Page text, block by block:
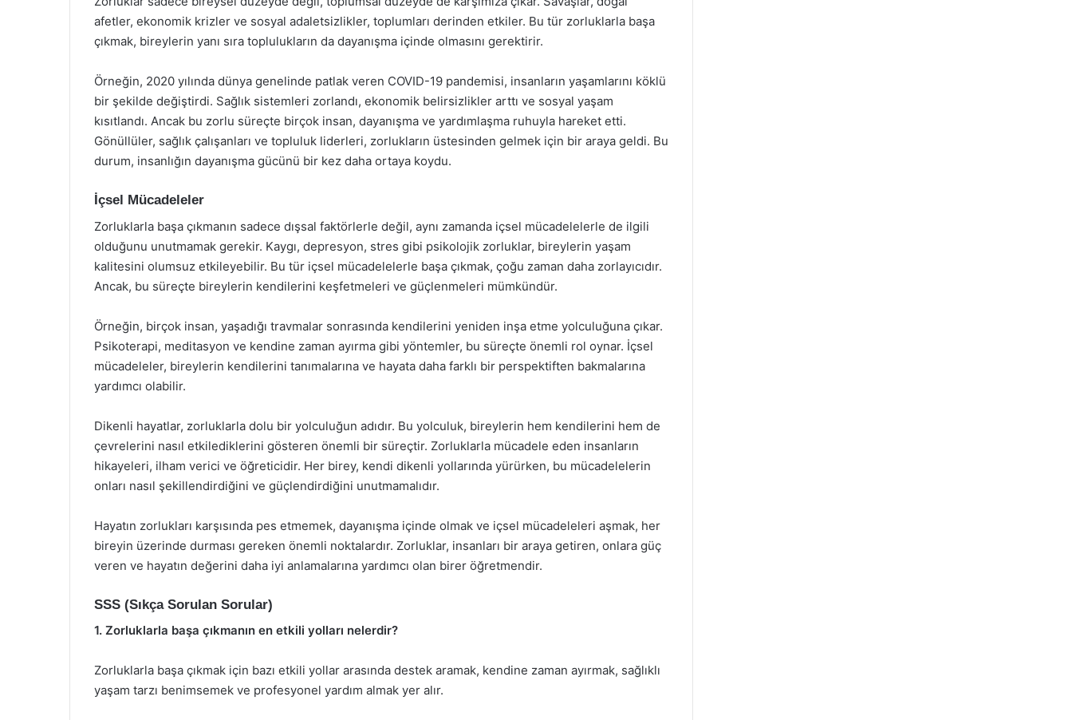
afetler, ekonomik krizler ve sosyal adaletsizlikler, toplumları derinden etkiler. Bu tür zorluklarla başa
çıkmak, bireylerin yanı sıra toplulukların da dayanışma içinde olmasını gerektirir.
Örneğin, 2020 yılında dünya genelinde patlak veren COVID-19 pandemisi, insanların yaşamlarını köklü
bir şekilde değiştirdi. Sağlık sistemleri zorlandı, ekonomik belirsizlikler arttı ve sosyal yaşam
kısıtlandı. Ancak bu zorlu süreçte birçok insan, dayanışma ve yardımlaşma ruhuyla hareket etti.
Gönüllüler, sağlık çalışanları ve topluluk liderleri, zorlukların üstesinden gelmek için bir araya geldi. Bu
durum, insanlığın dayanışma gücünü bir kez daha ortaya koydu.
İçsel Mücadeleler
Zorluklarla başa çıkmanın sadece dışsal faktörlerle değil, aynı zamanda içsel mücadelelerle de ilgili
olduğunu unutmamak gerekir. Kaygı, depresyon, stres gibi psikolojik zorluklar, bireylerin yaşam
kalitesini olumsuz etkileyebilir. Bu tür içsel mücadelelerle başa çıkmak, çoğu zaman daha zorlayıcıdır.
Ancak, bu süreçte bireylerin kendilerini keşfetmeleri ve güçlenmeleri mümkündür.
Örneğin, birçok insan, yaşadığı travmalar sonrasında kendilerini yeniden inşa etme yolculuğuna çıkar.
Psikoterapi, meditasyon ve kendine zaman ayırma gibi yöntemler, bu süreçte önemli rol oynar. İçsel
mücadeleler, bireylerin kendilerini tanımalarına ve hayata daha farklı bir perspektiften bakmalarına
yardımcı olabilir.
Dikenli hayatlar, zorluklarla dolu bir yolculuğun adıdır. Bu yolculuk, bireylerin hem kendilerini hem de
çevrelerini nasıl etkilediklerini gösteren önemli bir süreçtir. Zorluklarla mücadele eden insanların
hikayeleri, ilham verici ve öğreticidir. Her birey, kendi dikenli yollarında yürürken, bu mücadelelerin
onları nasıl şekillendirdiğini ve güçlendirdiğini unutmamalıdır.
Hayatın zorlukları karşısında pes etmemek, dayanışma içinde olmak ve içsel mücadeleleri aşmak, her
bireyin üzerinde durması gereken önemli noktalardır. Zorluklar, insanları bir araya getiren, onlara güç
veren ve hayatın değerini daha iyi anlamalarına yardımcı olan birer öğretmendir.
SSS (Sıkça Sorulan Sorular)
1. Zorluklarla başa çıkmanın en etkili yolları nelerdir?
Zorluklarla başa çıkmak için bazı etkili yollar arasında destek aramak, kendine zaman ayırmak, sağlıklı
yaşam tarzı benimsemek ve profesyonel yardım almak yer alır.